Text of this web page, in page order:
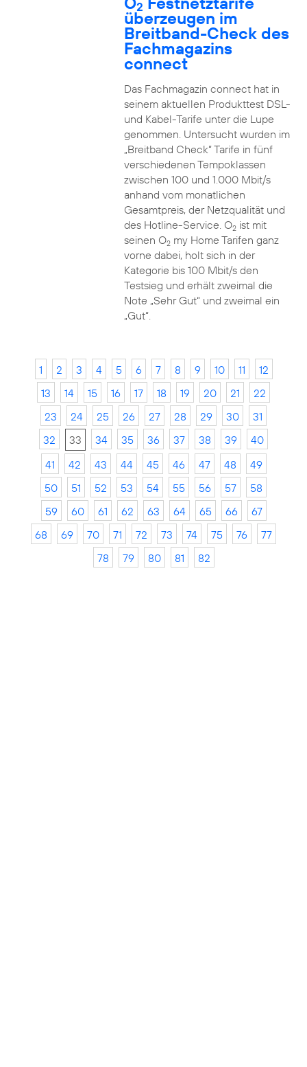
2
überzeugen im
Breitband-Check des
Fachmagazins
connect
Das Fachmagazin connect hat in
seinem aktuellen Produkttest DSL-
und Kabel-Tarife unter die Lupe
genommen. Untersucht wurden im
„Breitband Check“ Tarife in fünf
verschiedenen Tempoklassen
zwischen 100 und 1.000 Mbit/s
anhand vom monatlichen
Gesamtpreis, der Netzqualität und
des Hotline-Service. O2ist mit
seinen O2my Home Tarifen ganz
vorne dabei, holt sich in der
Kategorie bis 100 Mbit/s den
Testsieg und erhält zweimal die
Note „Sehr Gut“ und zweimal ein
„Gut“.
1 2 3 4 5 6 7 8 9 10 11
12
13
14 15 16 17 18 19 20 21
22
23
24 25 26 27 28 29 30
31
32
33 34 35 36 37 38 39
40
41
42 43 44 45 46 47 48
49
50
51 52 53 54 55 56 57
58
59
60 61 62 63 64 65 66
67
68
69 70 71 72 73 74 75 76
77
78
79 80 81 82